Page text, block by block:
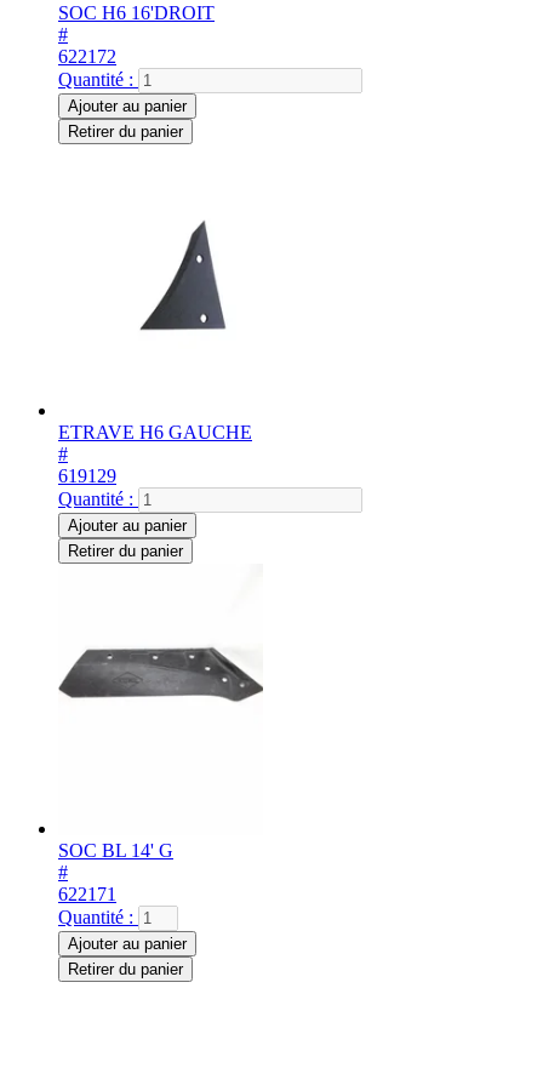
SOC H6 16'DROIT
#
622172
Quantité :
Ajouter au panier
Retirer du panier
ETRAVE H6 GAUCHE
#
619129
Quantité :
Ajouter au panier
Retirer du panier
SOC BL 14' G
#
622171
Quantité :
Ajouter au panier
Retirer du panier